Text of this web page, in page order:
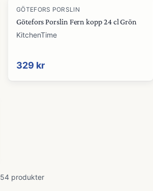
GÖTEFORS PORSLIN
Götefors Porslin Fern kopp 24 cl Grön
KitchenTime
329 kr
54produkter